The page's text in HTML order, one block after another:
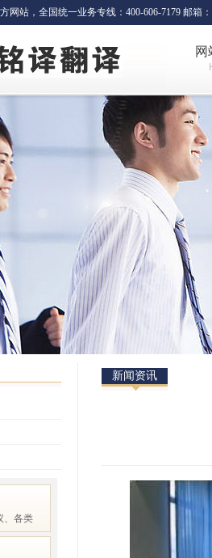
网站，全国统一业务专线：400-606-7179 邮箱：
网
、各类
新闻资讯